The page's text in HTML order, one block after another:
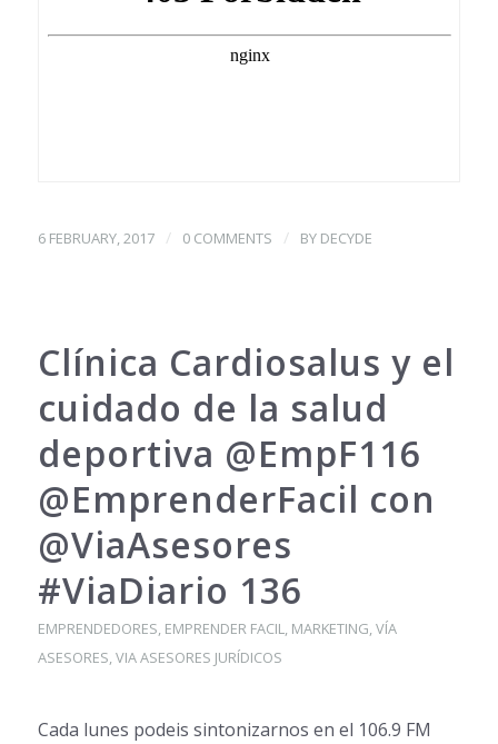
6 FEBRUARY, 2017 / 0 COMMENTS / BY DECYDE
Clínica Cardiosalus y el
cuidado de la salud
deportiva @EmpF116
@EmprenderFacil con
@ViaAsesores
#ViaDiario 136
EMPRENDEDORES, EMPRENDER FACIL, MARKETING,VÍA
ASESORES,VIA ASESORES JURÍDICOS
Cada lunes podeis sintonizarnos en el 106.9 FM